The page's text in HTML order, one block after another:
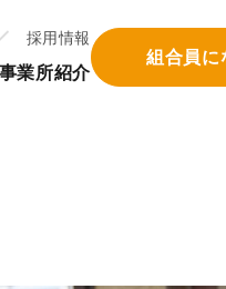
採用情報
業所紹介
組合員に